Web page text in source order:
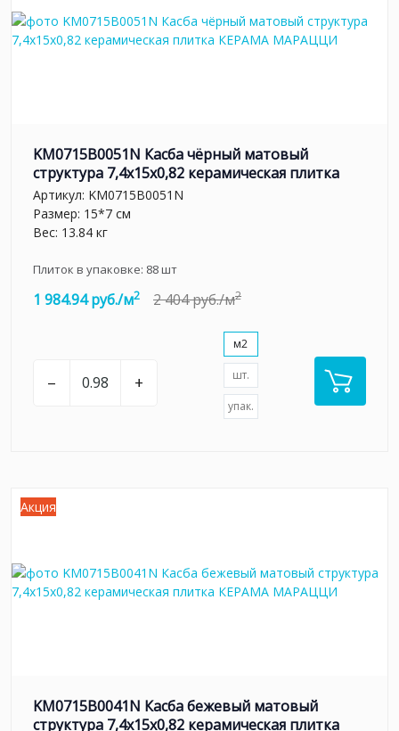
KM0715B0051N Касба чёрный матовый
структура 7,4x15x0,82 керамическая плитка
Артикул: KM0715B0051N
Размер: 15*7 см
Вес: 13.84 кг
Плиток в упаковке: 88шт
1 984.94 руб./м2 2 404 руб./м2
– +
м2
шт.
упак.
Акция
KM0715B0041N Касба бежевый матовый
структура 7,4x15x0,82 керамическая плитка